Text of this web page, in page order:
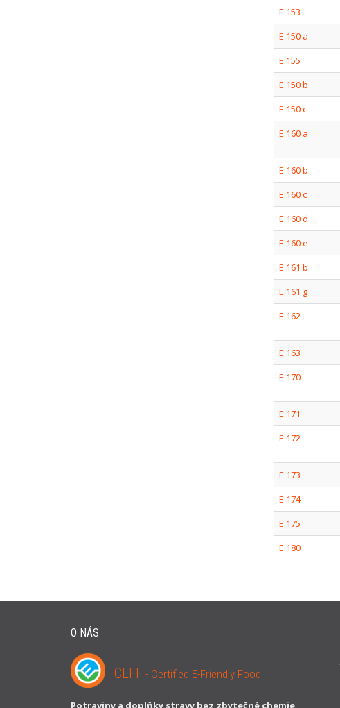
E 153
E 150 a
E 155
E 150 b
E 150 c
E 160 a
E 160 b
E 160 c
E 160 d
E 160 e
E 161 b
E 161 g
E 162
E 163
E 170
E 171
E 172
E 173
E 174
E 175
E 180
O NÁS
CEFF - Certified E-Friendly Food
Potraviny a doplňky stravy bez zbytečné chemie